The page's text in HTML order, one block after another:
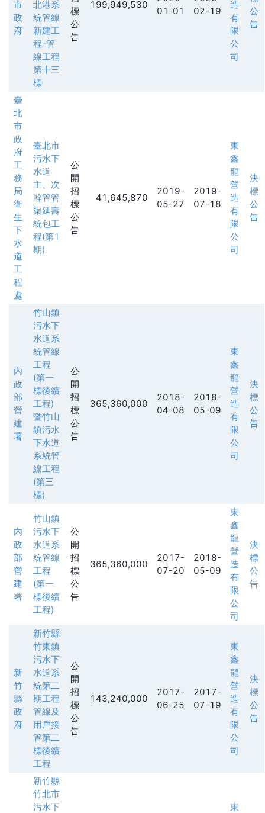
市
政
府
北港系
統管線
新建工
程-管
線工程
第十三
標
標
公
告
199,949,530
01-01
02-19
造
有
限
公
司
公
告
臺
北
市
政
府
工
務
局
衛
生
下
水
道
工
程
處
臺北市
污水下
水道
主、次
幹管管
渠延壽
統包工
程(第1
期)
公
開
招
標
公
告
41,645,870
2019-
05-27
2019-
07-18
東
鑫
龍
營
造
有
限
公
司
決
標
公
告
內
政
部
營
建
署
竹山鎮
污水下
水道系
統管線
工程
(第一
標後續
工程)
暨竹山
鎮污水
下水道
系統管
線工程
(第三
標)
公
開
招
標
公
告
365,360,000
2018-
04-08
2018-
05-09
東
鑫
龍
營
造
有
限
公
司
決
標
公
告
內
政
部
營
建
署
竹山鎮
污水下
水道系
統管線
工程
(第一
標後續
工程)
公
開
招
標
公
告
365,360,000
2017-
07-20
2018-
05-09
東
鑫
龍
營
造
有
限
公
司
決
標
公
告
新
竹
縣
政
府
新竹縣
竹東鎮
污水下
水道系
統第二
期工程
管線及
用戶接
管第二
標後續
工程
公
開
招
標
公
告
143,240,000
2017-
06-25
2017-
07-19
東
鑫
龍
營
造
有
限
公
司
決
標
公
告
新竹縣
竹北市
污水下
東